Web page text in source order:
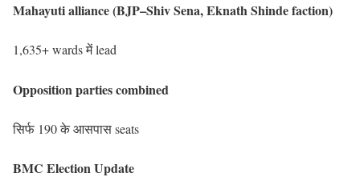
Mahayuti alliance (BJP–Shiv Sena, Eknath Shinde faction)
1,635+ wards में lead
Opposition parties combined
सिर्फ 190 के आसपास seats
BMC Election Update